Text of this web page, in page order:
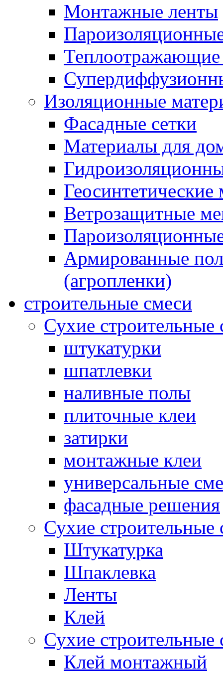
Монтажные ленты
Теплоотражающие
Изоляционные
Фасадные сетки
Материалы для
Геосинтетические
Ветрозащитные
Армированные
(агропленки)
строительные смеси
Сухие строительные
штукатурки
шпатлевки
наливные полы
плиточные клеи
затирки
монтажные клеи
универсальные
фасадные решения
Сухие
Штукатурка
Шпаклевка
Ленты
Клей
Сухие
Клей монтажный